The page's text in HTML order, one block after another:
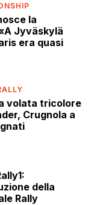
la
Jyväskylä
era quasi
volata tricolore
Crugnola a
della
Rally